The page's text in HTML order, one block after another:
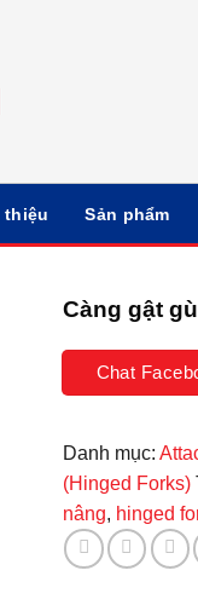
thiệu Sản phẩm
Càng gật
Chat
Danh mục:
(Hinged Forks)
nâng, hinged